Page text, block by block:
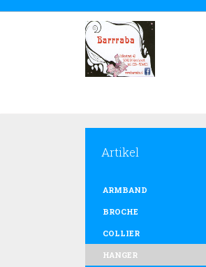
Artikel
ARMBAND
BROCHE
COLLIER
HANGER